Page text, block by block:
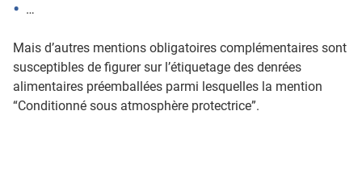
…
Mais d’autres mentions obligatoires complémentaires sont
susceptibles de figurer sur l’étiquetage des denrées
alimentaires préemballées parmi lesquelles la mention
“Conditionné sous atmosphère protectrice”.